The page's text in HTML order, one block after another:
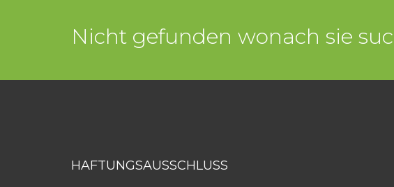
Nicht gefunden wonach sie
HAFTUNGSAUSSCHLUSS